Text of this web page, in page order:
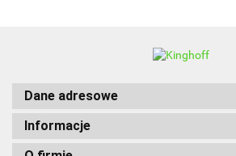
Dane adresowe
Informacje